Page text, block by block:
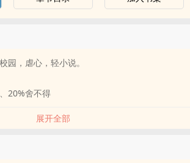
园，虐心，轻小说。
20%舍不得
展开全部